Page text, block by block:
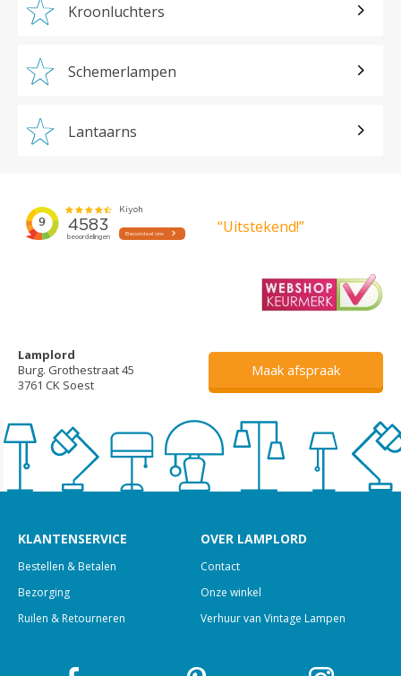
Kroonluchters
Schemerlampen
Lantaarns
“Uitstekend!”
Lamplord
Burg. Grothestraat 45
3761 CK Soest
Maak afspraak
KLANTENSERVICE
Bestellen & Betalen
Bezorging
Ruilen & Retourneren
OVER LAMPLORD
Contact
Onze winkel
Verhuur van Vintage Lampen